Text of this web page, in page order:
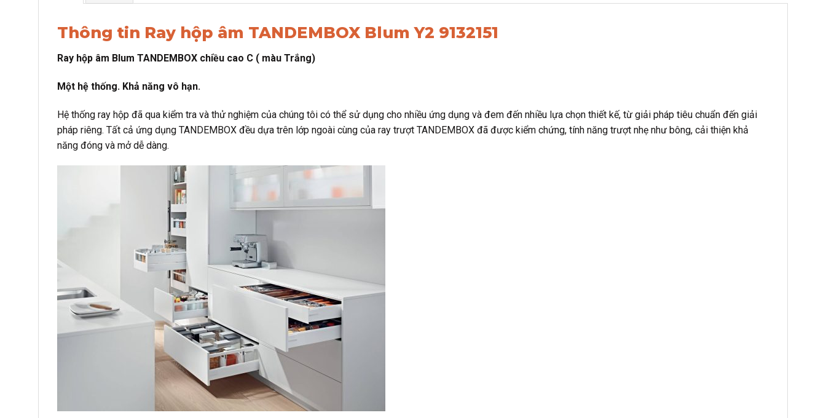
Thông tin Ray hộp âm TANDEMBOX Blum Y2 9132151
Ray hộp âm Blum TANDEMBOX chiều cao C ( màu Trắng)
Một hệ thống. Khả năng vô hạn.
Hệ thống ray hộp đã qua kiểm tra và thử nghiệm của chúng tôi có thể sử dụng cho nhiều ứng dụng và đem đến nhiều lựa chọn thiết kế, từ giải pháp tiêu chuẩn đến giải
pháp riêng. Tất cả ứng dụng TANDEMBOX đều dựa trên lớp ngoài cùng của ray trượt TANDEMBOX đã được kiểm chứng, tính năng trượt nhẹ như bông, cải thiện khả
năng đóng và mở dễ dàng.